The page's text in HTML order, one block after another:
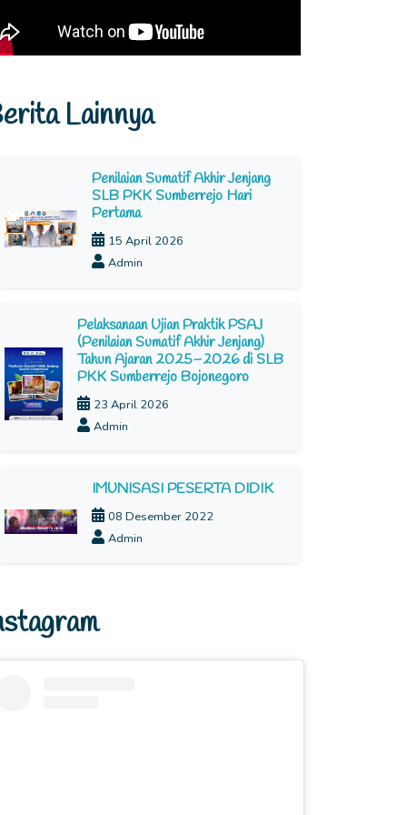
Lainnya
Penilaian Sumatif Akhir Jenjang
SLB PKK Sumberrejo Hari
Pertama
15 April 2026
Admin
Pelaksanaan Ujian Praktik PSAJ
(Penilaian Sumatif Akhir Jenjang)
Tahun Ajaran 2025–2026 di SLB
PKK Sumberrejo Bojonegoro
23 April 2026
Admin
IMUNISASI PESERTA DIDIK
08 Desember 2022
Admin